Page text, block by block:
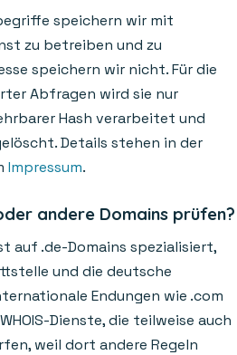
speichern wir mit
zu betreiben und zu
speichern wir nicht. Für die
Abfragen wird sie nur
Hash verarbeitet und
Details stehen in der
Impressum.
andere Domains prüfen?
auf .de-Domains spezialisiert,
und die deutsche
Endungen wie .com
Dienste, die teilweise auch
weil dort andere Regeln